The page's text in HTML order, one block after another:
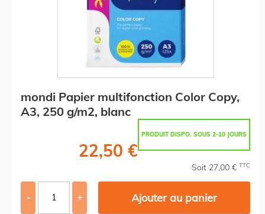
mondi Papier multifonction Color Copy,
A3, 250 g/m2, blanc
PRODUIT DISPO. SOUS 2-10 JOURS
22,50 €
Soit 27,00 € TTC
- + Ajouter au panier